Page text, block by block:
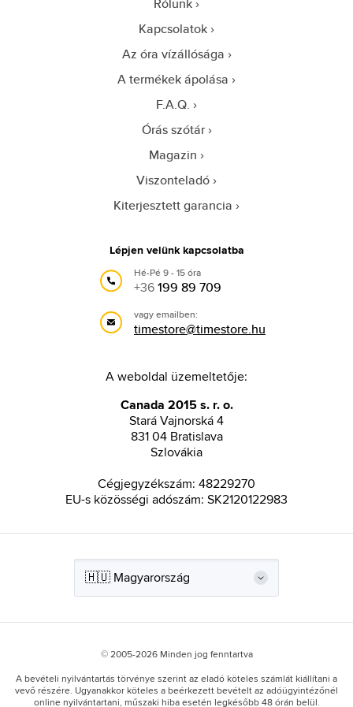
Kapcsolatok
Az óra vízállósága
A termékek ápolása
F.A.Q.
Órás szótár
Magazin
Viszonteladó
Kiterjesztett garancia
Lépjen velünk kapcsolatba
Hé-Pé 9 - 15 óra
+36199 89 709
vagy emailben:
timestore@timestore.hu
A weboldal üzemeltetője:
Canada 2015 s. r. o.
Stará Vajnorská 4
831 04 Bratislava
Szlovákia
Cégjegyzékszám: 48229270
EU-s közösségi adószám: SK2120122983
© 2005-2026 Minden jog fenntartva
A bevételi nyilvántartás törvénye szerint az eladó köteles számlát kiállítani a
vevő részére. Ugyanakkor köteles a beérkezett bevételt az adóügyintézőnél
online nyilvántartani, műszaki hiba esetén legkésőbb 48 órán belül.